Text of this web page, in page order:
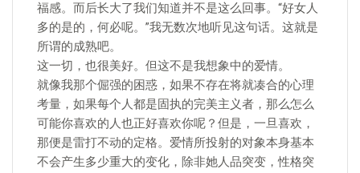
福感。而后长大了我们知道并不是这么回事。“好女人
多的是的，何必呢。”我无数次地听见这句话。这就是
所谓的成熟吧。
这一切，也很美好。但这不是我想象中的爱情。
就像我那个倔强的困惑，如果不存在将就凑合的心理
考量，如果每个人都是固执的完美主义者，那么怎么
可能你喜欢的人也正好喜欢你呢？但是，一旦喜欢，
那便是雷打不动的定格。爱情所投射的对象本身基本
不会产生多少重大的变化，除非她人品突变，性格突